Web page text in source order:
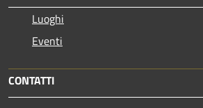
Luoghi
Eventi
CONTATTI